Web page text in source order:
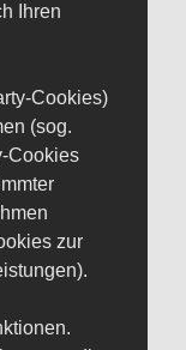
Ihren
Cookies)
(sog.
Cookies
zur